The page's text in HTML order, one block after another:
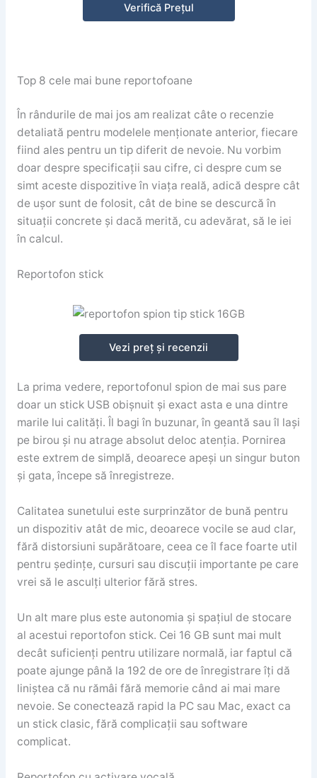
Verifică Prețul
Top 8 cele mai bune reportofoane
În rândurile de mai jos am realizat câte o recenzie
detaliată pentru modelele menționate anterior, fiecare
fiind ales pentru un tip diferit de nevoie. Nu vorbim
doar despre specificații sau cifre, ci despre cum se
simt aceste dispozitive în viața reală, adică despre cât
de ușor sunt de folosit, cât de bine se descurcă în
situații concrete și dacă merită, cu adevărat, să le iei
în calcul.
Reportofon stick
Vezi preț și recenzii
La prima vedere, reportofonul spion de mai sus pare
doar un stick USB obișnuit și exact asta e una dintre
marile lui calități. Îl bagi în buzunar, în geantă sau îl lași
pe birou și nu atrage absolut deloc atenția. Pornirea
este extrem de simplă, deoarece apeși un singur buton
și gata, începe să înregistreze.
Calitatea sunetului este surprinzător de bună pentru
un dispozitiv atât de mic, deoarece vocile se aud clar,
fără distorsiuni supărătoare, ceea ce îl face foarte util
pentru ședințe, cursuri sau discuții importante pe care
vrei să le asculți ulterior fără stres.
Un alt mare plus este autonomia și spațiul de stocare
al acestui reportofon stick. Cei 16 GB sunt mai mult
decât suficienți pentru utilizare normală, iar faptul că
poate ajunge până la 192 de ore de înregistrare îți dă
liniștea că nu rămâi fără memorie când ai mai mare
nevoie. Se conectează rapid la PC sau Mac, exact ca
un stick clasic, fără complicații sau software
complicat.